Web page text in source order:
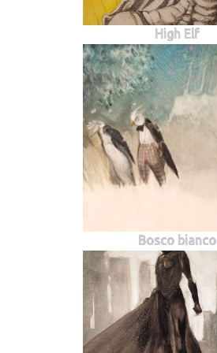
High Elf
Bosco bianco